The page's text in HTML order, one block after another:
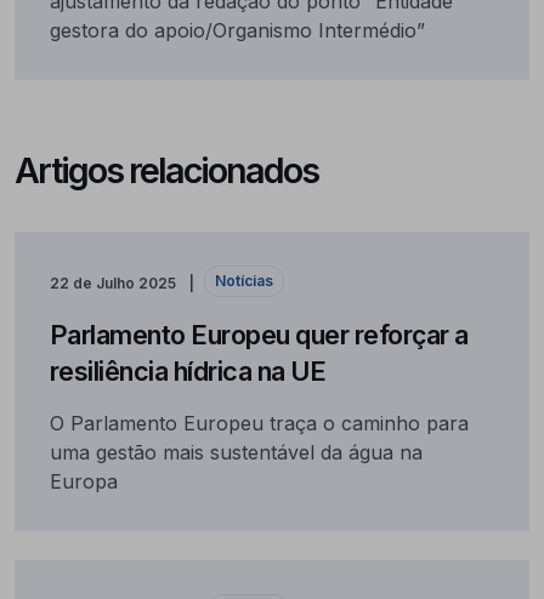
gestora do apoio/Organismo Intermédio”
Artigos relacionados
22 de Julho 2025 Notícias
Parlamento Europeu quer reforçar a
resiliência hídrica na UE
O Parlamento Europeu traça o caminho para
uma gestão mais sustentável da água na
Europa